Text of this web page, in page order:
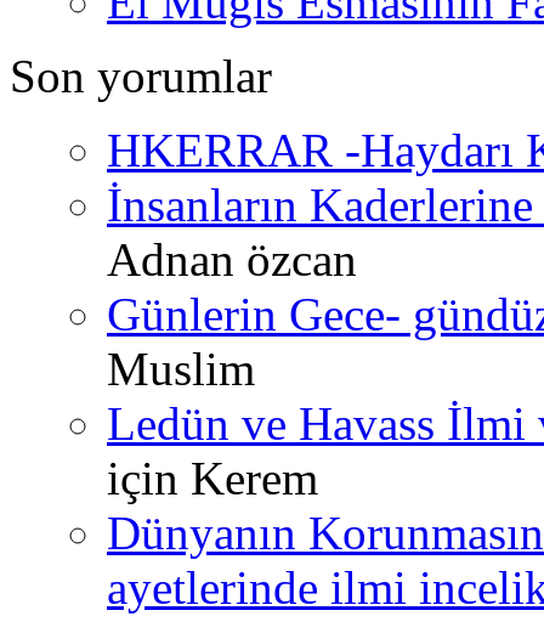
Son yorumlar
HKERRAR -Haydarı
İnsanların
Adnan özcan
Günlerin Gece-
Muslim
Ledün ve Havass İlmi
için Kerem
Dünyanın
ayetlerinde ilmi